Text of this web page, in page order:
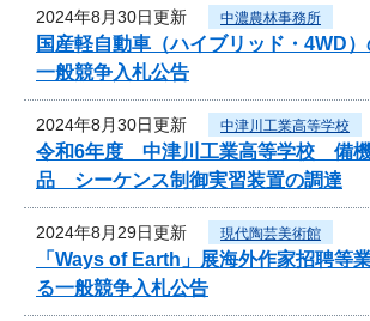
2024年8月30日更新 中濃農林事務所
国産軽自動車（ハイブリッド・4WD
一般競争入札公告
2024年8月30日更新 中津川工業高等学校
令和6年度 中津川工業高等学校 備
品 シーケンス制御実習装置の調達
2024年8月29日更新 現代陶芸美術館
「Ways of Earth」展海外作家招聘等
る一般競争入札公告